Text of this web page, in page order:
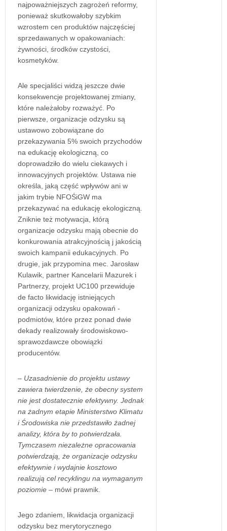
najpoważniejszych zagrożeń reformy,
ponieważ skutkowałoby szybkim
wzrostem cen produktów najczęściej
sprzedawanych w opakowaniach:
żywności, środków czystości,
kosmetyków.
Ale specjaliści widzą jeszcze dwie
konsekwencje projektowanej zmiany,
które należałoby rozważyć. Po
pierwsze, organizacje odzysku są
ustawowo zobowiązane do
przekazywania 5% swoich przychodów
na edukację ekologiczną, co
doprowadziło do wielu ciekawych i
innowacyjnych projektów. Ustawa nie
określa, jaką część wpływów ani w
jakim trybie NFOŚiGW ma
przekazywać na edukację ekologiczną.
Zniknie też motywacja, którą
organizacje odzysku mają obecnie do
konkurowania atrakcyjnością j jakością
swoich kampanii edukacyjnych. Po
drugie, jak przypomina mec. Jarosław
Kulawik, partner Kancelarii Mazurek i
Partnerzy, projekt UC100 przewiduje
de facto likwidację istniejących
organizacji odzysku opakowań -
podmiotów, które przez ponad dwie
dekady realizowały środowiskowo-
sprawozdawcze obowiązki
producentów.
– Uzasadnienie do projektu ustawy
zawiera twierdzenie, że obecny system
nie jest dostatecznie efektywny. Jednak
na żadnym etapie Ministerstwo Klimatu
i Środowiska nie przedstawiło żadnej
analizy, która by to potwierdzała.
Tymczasem niezależne opracowania
potwierdzają, że organizacje odzysku
efektywnie i wydajnie kosztowo
realizują cel recyklingu na wymaganym
poziomie – mówi prawnik.
Jego zdaniem, likwidacja organizacji
odzysku bez merytorycznego